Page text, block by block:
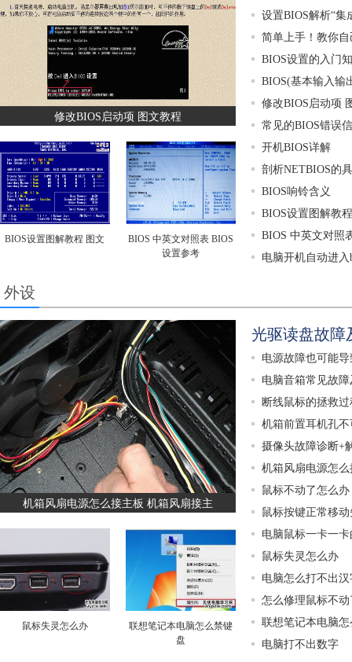
修改BIOS启动项 图文教程
BIOS设置图解教程 图文
BIOS 中英文对照表 BIOS
设置参考
设置BIOS解析“集
简单上手！教你
BIOS设置的入门
BIOS(基本输入输
修改BIOS启动项
常见的BIOS错误
开机BIOS详解
剖析NETBIOS的
BIOS响铃含义
BIOS设置图解教
BIOS 中英文对照
电脑开机自动进
外设
机箱风扇电源怎么接主板 机箱风扇接主
鼠标失灵怎么办
联想笔记本电脑怎么禁键
盘
光驱读盘故障
电源故障也可能
电脑音箱常见故
断线鼠标的拯救过
机箱前置耳机孔
摄像头故障诊断+
机箱风扇电源怎
鼠标不动了怎么办
鼠标按键正常移动
电脑鼠标一卡一
鼠标失灵怎么办
电脑怎么打不出汉
怎么修理鼠标不动
联想笔记本电脑
电脑打不出数字